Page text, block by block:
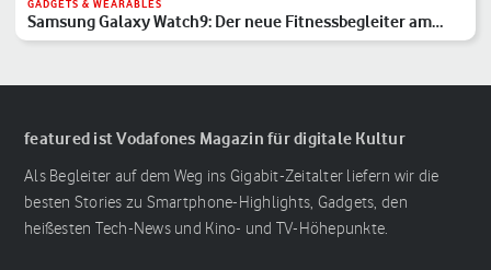
GADGETS & WEARABLES
Samsung Galaxy Watch9: Der neue Fitnessbegleiter am
Handgelenk
featured ist Vodafones Magazin für digitale Kultur
Als Begleiter auf dem Weg ins Gigabit-Zeitalter liefern wir die
besten Stories zu Smartphone-Highlights, Gadgets, den
heißesten Tech-News und Kino- und TV-Höhepunkte.